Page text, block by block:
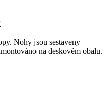
Nohy jsou sestaveny
na deskovém obalu.